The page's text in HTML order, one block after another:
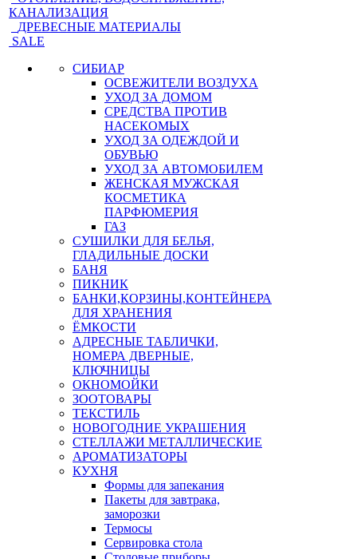
КАНАЛИЗАЦИЯ
ДРЕВЕСНЫЕ МАТЕРИАЛЫ
SALE
СИБИАР
ОСВЕЖИТЕЛИ ВОЗДУХА
УХОД ЗА ДОМОМ
СРЕДСТВА ПРОТИВ
НАСЕКОМЫХ
УХОД ЗА ОДЕЖДОЙ И
ОБУВЬЮ
УХОД ЗА АВТОМОБИЛЕМ
ЖЕНСКАЯ МУЖСКАЯ
КОСМЕТИКА
ПАРФЮМЕРИЯ
ГАЗ
СУШИЛКИ ДЛЯ БЕЛЬЯ,
ГЛАДИЛЬНЫЕ ДОСКИ
БАНЯ
ПИКНИК
БАНКИ,КОРЗИНЫ,КОНТЕЙНЕРА
ДЛЯ ХРАНЕНИЯ
ЁМКОСТИ
АДРЕСНЫЕ ТАБЛИЧКИ,
НОМЕРА ДВЕРНЫЕ,
КЛЮЧНИЦЫ
ОКНОМОЙКИ
ЗООТОВАРЫ
ТЕКСТИЛЬ
НОВОГОДНИЕ УКРАШЕНИЯ
СТЕЛЛАЖИ МЕТАЛЛИЧЕСКИЕ
АРОМАТИЗАТОРЫ
КУХНЯ
Формы для запекания
Пакеты для завтрака,
заморозки
Термосы
Сервировка стола